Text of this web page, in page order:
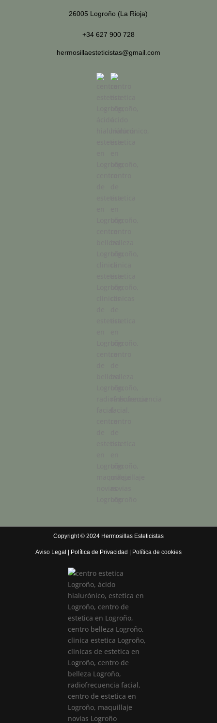
26005 Logroño (La Rioja)
+34 627 900 728
hermosillaesteticistas@gmail.com
Copyright © 2024 Hermosillas Esteticistas
Aviso Legal Política de Privacidad Política de cookies